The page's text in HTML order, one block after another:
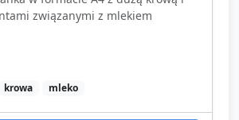
związanymi z mlekiem
krowa mleko